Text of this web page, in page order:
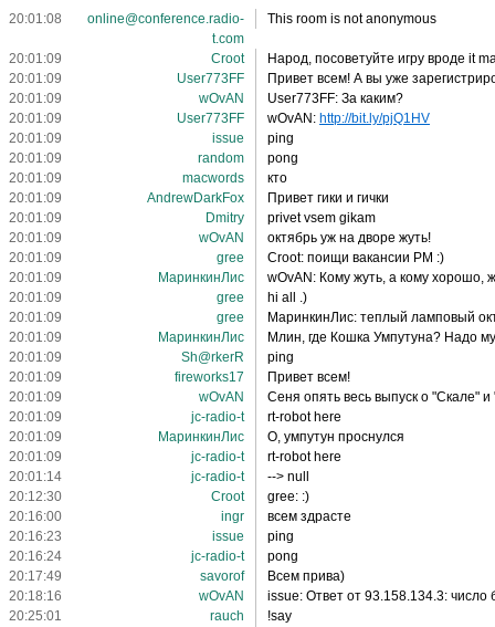
20:01:08
online@conference.radio-
t.com
This room is not anonymous
20:01:09 Croot
Народ, посоветуйте игру вроде it
20:01:09
User773FF
Привет всем! А вы уже
20:01:09
wOvAN
User773FF: За каким?
20:01:09
User773FF wOvAN: http://bit.ly/pjQ1HV
20:01:09
issue
ping
20:01:09
random
pong
20:01:09
macwords
кто
20:01:09
AndrewDarkFox
Привет гики и гички
20:01:09
Dmitry
privet vsem gikam
20:01:09
wOvAN
октябрь уж на дворе жуть!
20:01:09
gree
Croot: поищи вакансии PM :)
20:01:09
МаринкинЛис
wOvAN: Кому жуть, а кому хорошо,
20:01:09
gree
hi all .)
20:01:09
gree
МаринкинЛис: теплый ламповый
20:01:09
МаринкинЛис
Млин, где Кошка Умпутуна? Надо
20:01:09
Sh@rkerR
ping
20:01:09
fireworks17
Привет всем!
20:01:09
wOvAN
Сеня опять весь выпуск о "Скале"
20:01:09
jc-rаdiо-t
rt-robot here
20:01:09
МаринкинЛис
О, умпутун проснулся
20:01:09
jc-radio-t
rt-robot here
20:01:14
jc-radio-t
--> null
20:12:30
Croot
gree: :)
20:16:00
ingr
всем здрасте
20:16:23
issue
ping
20:16:24
jc-radio-t
pong
20:17:49
savorof
Всем прива)
20:18:16
wOvAN
issue: Ответ от 93.158.134.3:
20:25:01
rauch
!say